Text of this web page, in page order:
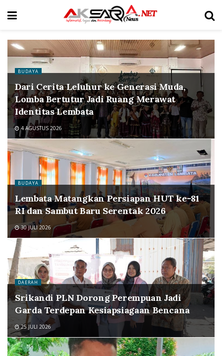
BUDAYA
Dari Cerita Leluhur ke Generasi Muda,
Lomba Bertutur Jadi Ruang Merawat
Identitas Lembata
4 AGUSTUS 2026
BUDAYA
Lembata Matangkan Persiapan HUT ke-81
RI dan Sambut Baru Serentak 2026
30 JULI 2026
DAERAH
Srikandi PLN Dorong Perempuan Jadi
Garda Terdepan Kesiapsiagaan Bencana
25 JULI 2026